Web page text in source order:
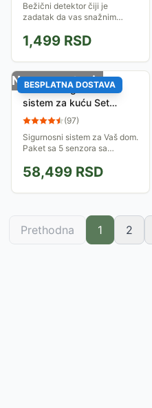
Bežični detektor čiji je
zadatak da vas snažnim
prisustvo dima u prostoriji.
Radi na baterije i potpuno je
nezavisan od...
1,499 RSD
BESPLATNA DOSTAVA
Nema na stanju
Pametni Sigurnosni
sistem za kuću Set
Fibaro Starter KIT EU
(97)
Sigurnosni sistem za Vaš dom.
Paket sa 5 senzora sa
koja služi za kontrolu. Set
sadrži još i senzor poplave,
dima,...
58,499 RSD
Prethodna 1 2